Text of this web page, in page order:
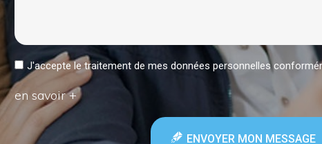
J'accepte le traitement de mes données personnelles
en savoir +
ENVOYER MON MESSAGE